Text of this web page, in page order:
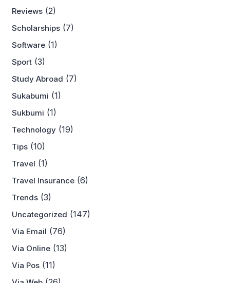
Reviews (2)
Scholarships (7)
Software (1)
Sport (3)
Study Abroad (7)
Sukabumi (1)
Sukbumi (1)
Technology (19)
Tips (10)
Travel (1)
Travel Insurance (6)
Trends (3)
Uncategorized (147)
Via Email (76)
Via Online (13)
Via Pos (11)